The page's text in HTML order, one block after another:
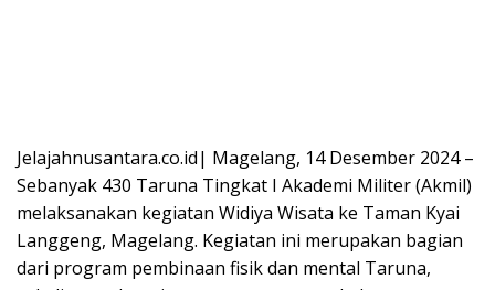
Jelajahnusantara.co.id| Magelang, 14 Desember 2024 –
Sebanyak 430 Taruna Tingkat I Akademi Militer (Akmil)
melaksanakan kegiatan Widiya Wisata ke Taman Kyai
Langgeng, Magelang. Kegiatan ini merupakan bagian
dari program pembinaan fisik dan mental Taruna,